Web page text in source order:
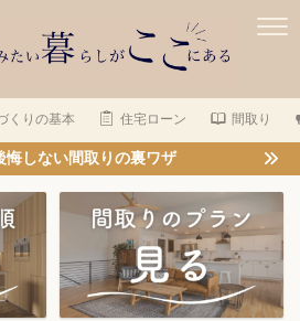
くりの基本 住宅ローン 間取り
悔しない間取りの裏ワザ